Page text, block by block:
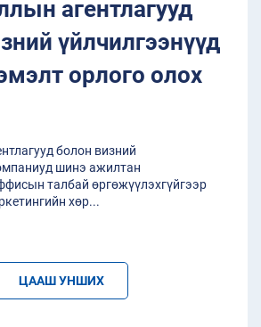
агентлагууд
үйлчилгээнүүд
орлого олох
болон визний
шинэ ажилтан
талбай өргөжүүлэхгүйгээр
хөр...
ЦААШ УНШИХ